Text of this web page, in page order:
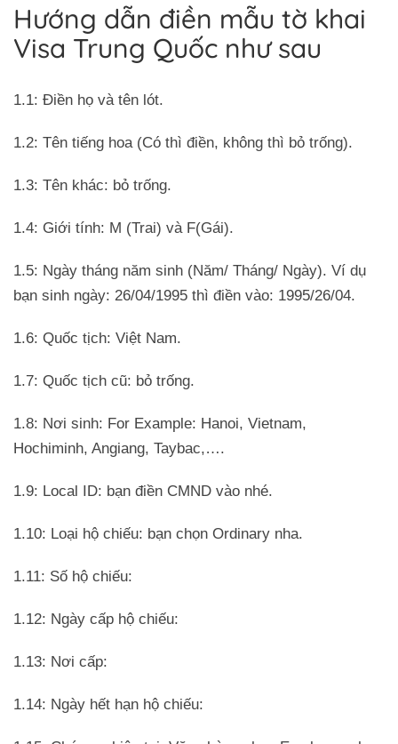
Hướng dẫn điền mẫu tờ khai
Visa Trung Quốc như sau
1.1: Điền họ và tên lót.
1.2: Tên tiếng hoa (Có thì điền, không thì bỏ trống).
1.3: Tên khác: bỏ trống.
1.4: Giới tính: M (Trai) và F(Gái).
1.5: Ngày tháng năm sinh (Năm/ Tháng/ Ngày). Ví dụ
bạn sinh ngày: 26/04/1995 thì điền vào: 1995/26/04.
1.6: Quốc tịch: Việt Nam.
1.7: Quốc tịch cũ: bỏ trống.
1.8: Nơi sinh: For Example: Hanoi, Vietnam,
Hochiminh, Angiang, Taybac,….
1.9: Local ID: bạn điền CMND vào nhé.
1.10: Loại hộ chiếu: bạn chọn Ordinary nha.
1.11: Số hộ chiếu:
1.12: Ngày cấp hộ chiếu:
1.13: Nơi cấp:
1.14: Ngày hết hạn hộ chiếu: